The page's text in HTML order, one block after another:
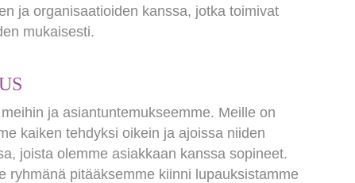
ja organisaatioiden kanssa, jotka toimivat
mukaisesti.
ja asiantuntemukseemme. Meille on
kaiken tehdyksi oikein ja ajoissa niiden
joista olemme asiakkaan kanssa sopineet.
ryhmänä pitääksemme kiinni lupauksistamme